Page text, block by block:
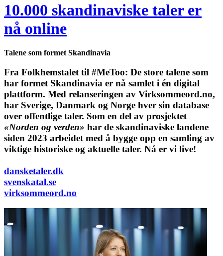
10.000 skandinaviske taler er
nå online
Talene som formet Skandinavia
Fra Folkhemstalet til #MeToo: De store talene som
har formet Skandinavia er nå samlet i én digital
plattform. Med relanseringen av Virksommeord.no,
har Sverige, Danmark og Norge hver sin database
over offentlige taler. Som en del av prosjektet
«Norden og verden» har de skandinaviske landene
siden 2023 arbeidet med å bygge opp en samling av
viktige historiske og aktuelle taler. Nå er vi live!
dansketaler.dk
svenskatal.se
virksommeord.no